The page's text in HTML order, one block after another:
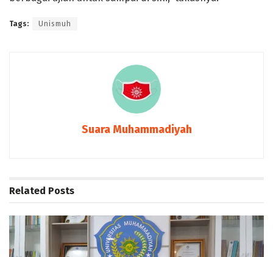
Tags: Unismuh
Suara Muhammadiyah
Related Posts